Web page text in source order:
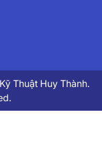
Thuật Huy Thành.